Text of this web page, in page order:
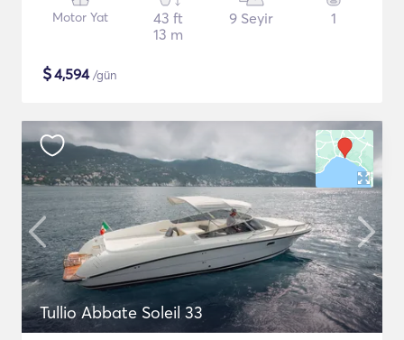
Motor Yat
43 ft
13 m
9 Seyir 1
$4,594/gün
Tullio Abbate Soleil 33